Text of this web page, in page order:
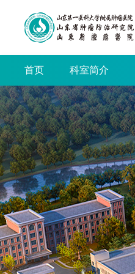
首页 科室简介